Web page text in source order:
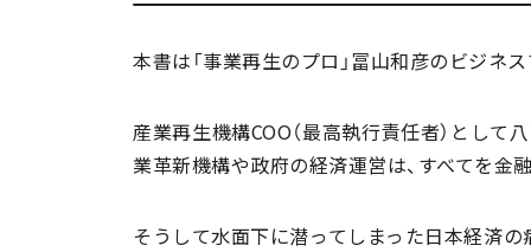
本書は「事業再生のプロ」冨山和彦のビジネ
産業再生機構COO（最高執行責任者）として
業革新機構や政府の経済運営は、すべてを金
そうして水面下に潜ってしまった日本経済